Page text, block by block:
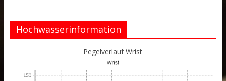
Hochwasserinformation
Pegelverlauf Wrist